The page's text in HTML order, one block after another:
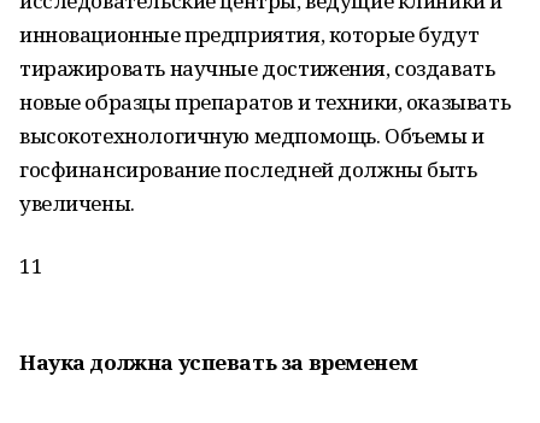
инновационные предприятия, которые будут
тиражировать научные достижения, создавать
новые образцы препаратов и техники, оказывать
высокотехнологичную медпомощь. Объемы и
госфинансирование последней должны быть
увеличены.
11
Наука должна успевать за временем